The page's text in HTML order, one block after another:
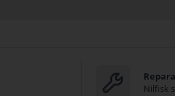
Nilfisk